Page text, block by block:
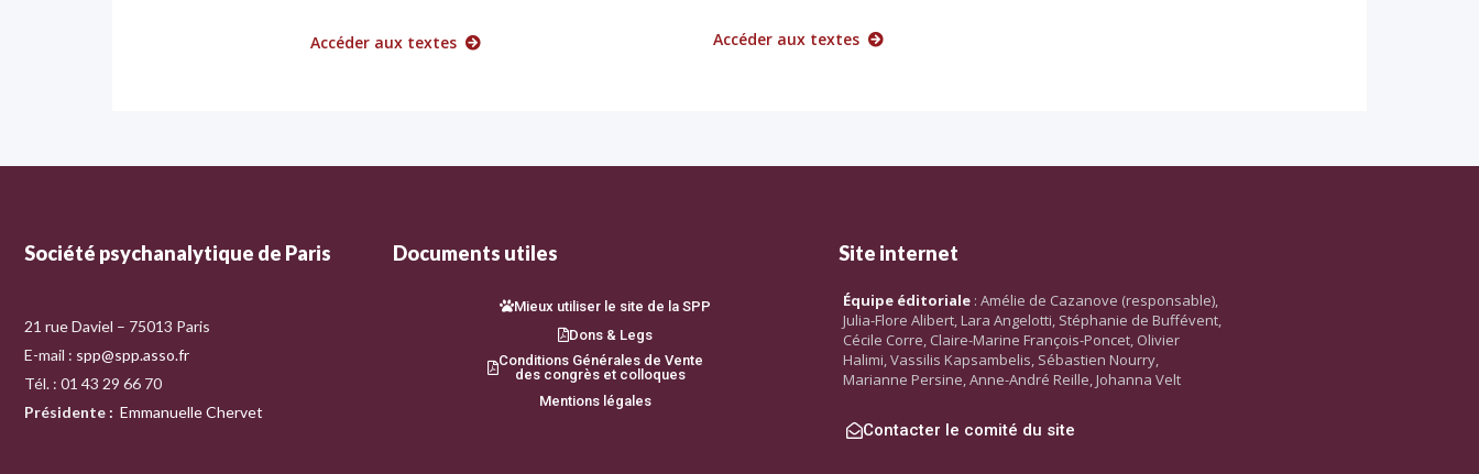
Accéder aux textes Accéder aux textes
Société psychanalytique de Paris
21 rue Daviel – 75013 Paris
E-mail : spp@spp.asso.fr
Tél. : 01 43 29 66 70
Présidente : Emmanuelle Chervet
Documents utiles
Mieux utiliser le site de la SPP
Dons & Legs
Conditions Générales de Vente
des congrès et colloques
Mentions légales
Site internet
Équipe éditoriale : Amélie de Cazanove (responsable),
Julia-Flore Alibert, Lara Angelotti, Stéphanie de Buffévent,
Cécile Corre, Claire-Marine François-Poncet, Olivier
Halimi, Vassilis Kapsambelis, Sébastien Nourry,
Marianne Persine, Anne-André Reille, Johanna Velt
Contacter le comité du site